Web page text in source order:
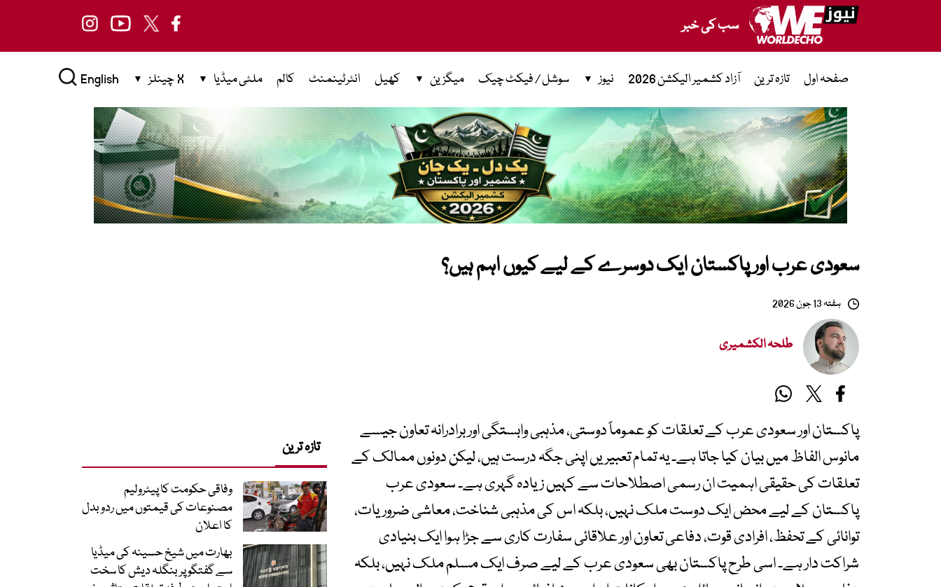
سب کی خبر
صفحہ اول تازہ ترین آزاد کشمیر الیکشن 2026 نیوز سوشل / فیکٹ چیک میگزین کھیل انٹرٹینمنٹ کالم ملٹی میڈیا X چینلز English
سعودی عرب اور پاکستان ایک دوسرے کے لیے کیوں اہم ہیں؟
ہفتہ 13 جون 2026
طلحہ الکشمیری
پاکستان اور سعودی عرب کے تعلقات کو عموماً دوستی، مذہبی وابستگی اور برادرانہ تعاون جیسے
مانوس الفاظ میں بیان کیا جاتا ہے۔ یہ تمام تعبیریں اپنی جگہ درست ہیں، لیکن دونوں ممالک کے
تعلقات کی حقیقی اہمیت ان رسمی اصطلاحات سے کہیں زیادہ گہری ہے۔ سعودی عرب
پاکستان کے لیے محض ایک دوست ملک نہیں، بلکہ اس کی مذہبی شناخت، معاشی ضروریات،
توانائی کے تحفظ، افرادی قوت، دفاعی تعاون اور علاقائی سفارت کاری سے جڑا ہوا ایک بنیادی
شراکت دار ہے۔ اسی طرح پاکستان بھی سعودی عرب کے لیے صرف ایک مسلم ملک نہیں، بلکہ
تازہ ترین
وفاقی حکومت کا پیٹرولیم
مصنوعات کی قیمتوں میں ردوبدل
کا اعلان
بھارت میں شیخ حسینہ کی میڈیا
سے گفتگو پر بنگلہ دیش کا سخت